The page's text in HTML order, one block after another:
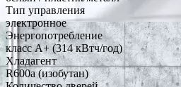
Тип управления
электронное
Энергопотребление
класс A+ (314 кВтч/год)
Хладагент
R600a (изобутан)